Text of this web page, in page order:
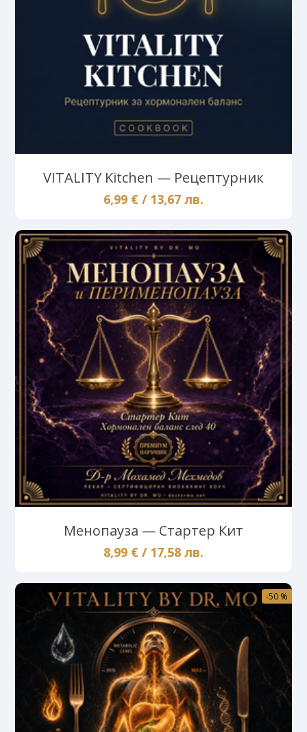
VITALITY Kitchen — Рецептурник
6,99 € / 13,67 лв.
Менопауза — Стартер Кит
8,99 € / 17,58 лв.
-50 %